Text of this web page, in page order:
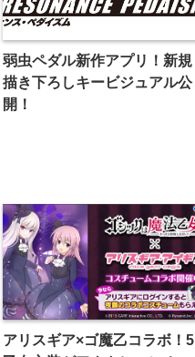
弱虫ペダル新作アプリ！新規
描き下ろしキービジュアル公
開！
アリスギア×ゴ魔乙コラボ！5